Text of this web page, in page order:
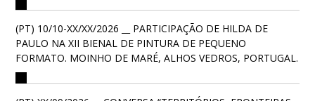
(PT) 10/10-XX/XX/2026 __ PARTICIPAÇÃO DE HILDA DE
PAULO NA XII BIENAL DE PINTURA DE PEQUENO
FORMATO. MOINHO DE MARÉ, ALHOS VEDROS, PORTUGAL.